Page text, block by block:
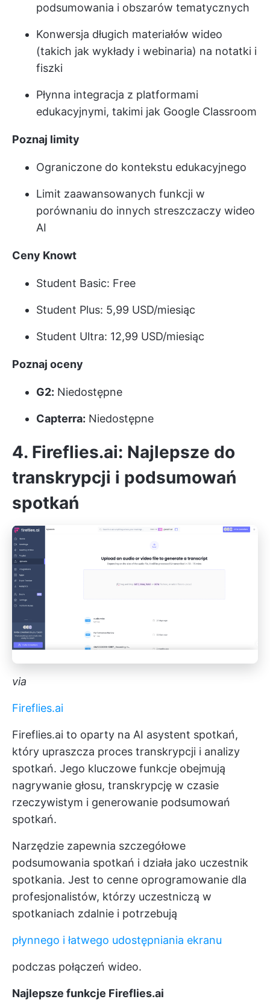
podsumowania i obszarów tematycznych
Konwersja długich materiałów wideo
(takich jak wykłady i webinaria) na notatki i
fiszki
Płynna integracja z platformami
edukacyjnymi, takimi jak Google Classroom
Poznaj limity
Ograniczone do kontekstu edukacyjnego
Limit zaawansowanych funkcji w
porównaniu do innych streszczaczy wideo
AI
Ceny Knowt
Student Basic: Free
Student Plus: 5,99 USD/miesiąc
Student Ultra: 12,99 USD/miesiąc
Poznaj oceny
G2: Niedostępne
Capterra: Niedostępne
4. Fireflies.ai: Najlepsze do
transkrypcji i podsumowań
spotkań
via
Fireflies.ai
Fireflies.ai to oparty na AI asystent spotkań,
który upraszcza proces transkrypcji i analizy
spotkań. Jego kluczowe funkcje obejmują
nagrywanie głosu, transkrypcję w czasie
rzeczywistym i generowanie podsumowań
spotkań.
Narzędzie zapewnia szczegółowe
podsumowania spotkań i działa jako uczestnik
spotkania. Jest to cenne oprogramowanie dla
profesjonalistów, którzy uczestniczą w
spotkaniach zdalnie i potrzebują
płynnego i łatwego udostępniania ekranu
podczas połączeń wideo.
Najlepsze funkcje Fireflies.ai